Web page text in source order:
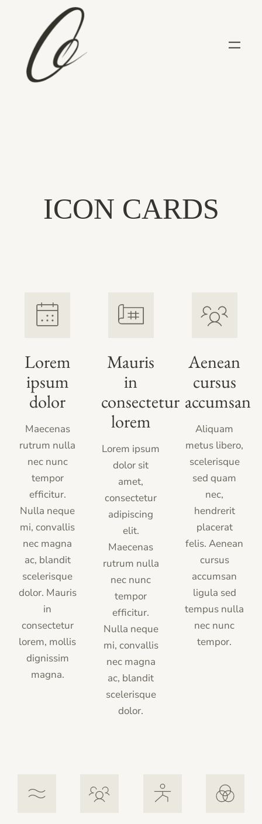
ICON CARDS
Lorem
ipsum
dolor
Maecenas
rutrum nulla
nec nunc
tempor
efficitur.
Nulla neque
mi, convallis
nec magna
ac, blandit
scelerisque
dolor. Mauris
in
consectetur
lorem, mollis
dignissim
magna.
Mauris
in
consectetur
lorem
Lorem ipsum
dolor sit
amet,
consectetur
adipiscing
elit.
Maecenas
rutrum nulla
nec nunc
tempor
efficitur.
Nulla neque
mi, convallis
nec magna
ac, blandit
scelerisque
dolor.
Aenean
cursus
accumsan
Aliquam
metus libero,
scelerisque
sed quam
nec,
hendrerit
placerat
felis. Aenean
cursus
accumsan
ligula sed
tempus nulla
nec nunc
tempor.